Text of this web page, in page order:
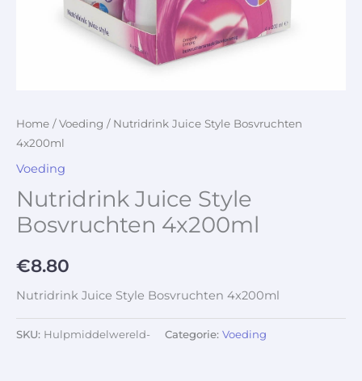
Home /Voeding / Nutridrink Juice Style Bosvruchten
4x200ml
Voeding
Nutridrink Juice Style
Bosvruchten 4x200ml
€8.80
Nutridrink Juice Style Bosvruchten 4x200ml
SKU: Hulpmiddelwereld- Categorie: Voeding